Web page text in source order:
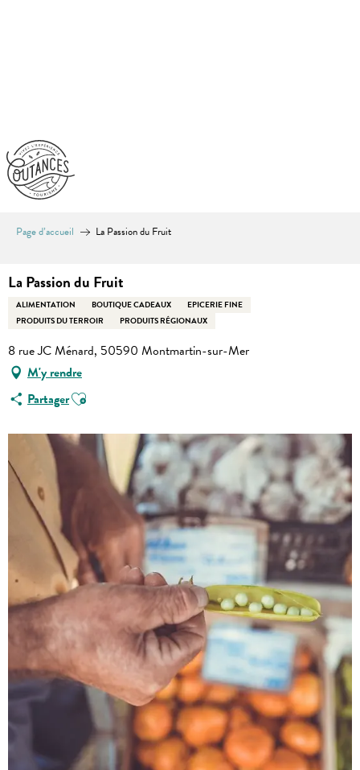
Page d’accueil La Passion du Fruit
La Passion du Fruit
ALIMENTATION BOUTIQUE CADEAUX
EPICERIE FINE
PRODUITS DU TERROIR
PRODUITS RÉGIONAUX
8 rue JC Ménard, 50590 Montmartin-sur-Mer
M'y rendre
PartagerAjouter aux favoris